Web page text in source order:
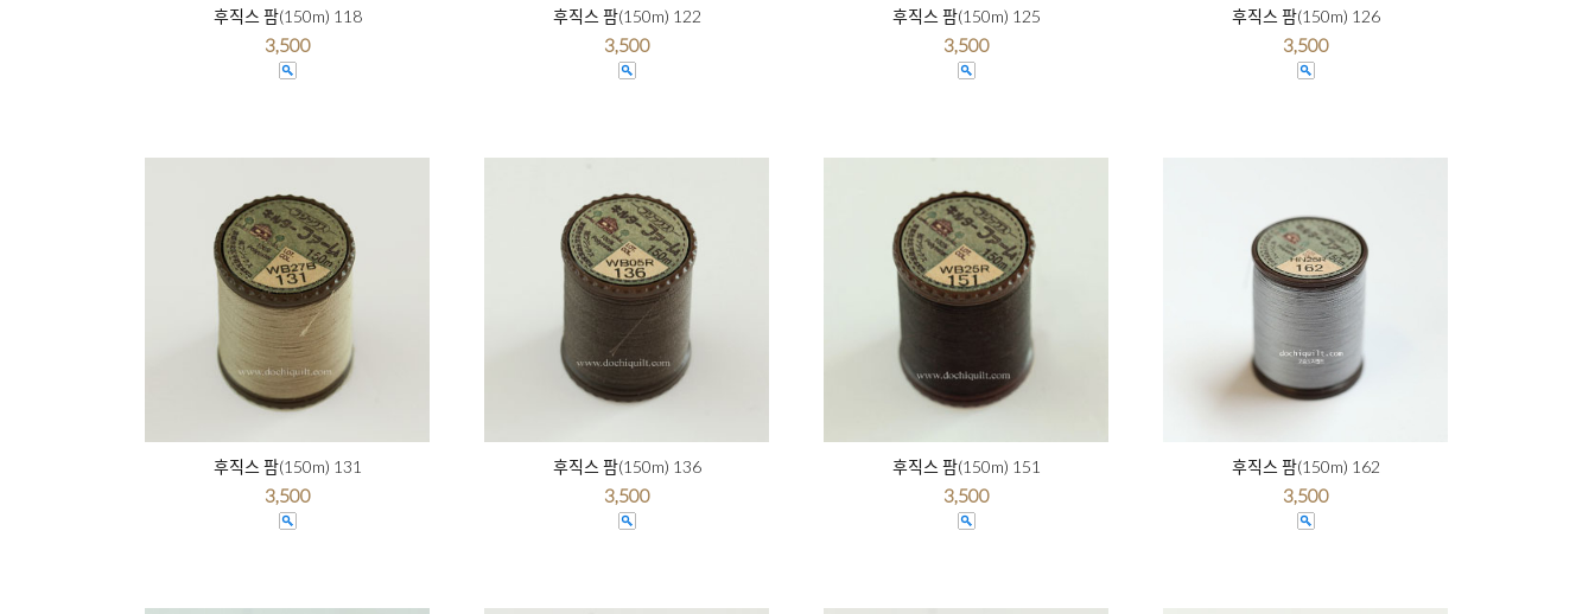
후직스 팜(150m) 118
3,500
후직스 팜(150m) 122
3,500
후직스 팜(150m) 125
3,500
후직스 팜(150m) 126
3,500
후직스 팜(150m) 131
3,500
후직스 팜(150m) 136
3,500
후직스 팜(150m) 151
3,500
후직스 팜(150m) 162
3,500